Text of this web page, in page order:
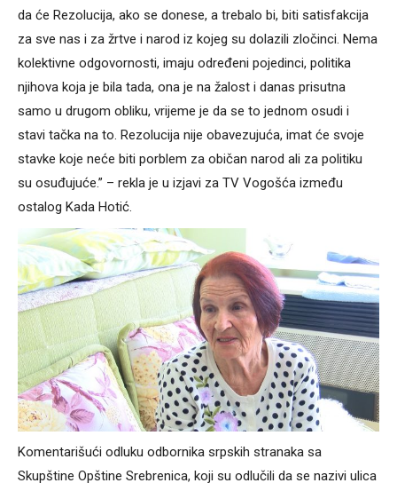
da će Rezolucija, ako se donese, a trebalo bi, biti satisfakcija
za sve nas i za žrtve i narod iz kojeg su dolazili zločinci. Nema
kolektivne odgovornosti, imaju određeni pojedinci, politika
njihova koja je bila tada, ona je na žalost i danas prisutna
samo u drugom obliku, vrijeme je da se to jednom osudi i
stavi tačka na to. Rezolucija nije obavezujuća, imat će svoje
stavke koje neće biti porblem za običan narod ali za politiku
su osuđujuće.” – rekla je u izjavi za TV Vogošća između
ostalog Kada Hotić.
Komentarišući odluku odbornika srpskih stranaka sa
Skupštine Opštine Srebrenica, koji su odlučili da se nazivi ulica